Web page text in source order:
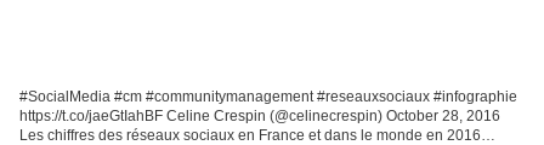
#SocialMedia #cm #communitymanagement #reseauxsociaux #infographie
https://t.co/jaeGtIahBF Celine Crespin (@celinecrespin) October 28, 2016
Les chiffres des réseaux sociaux en France et dans le monde en 2016